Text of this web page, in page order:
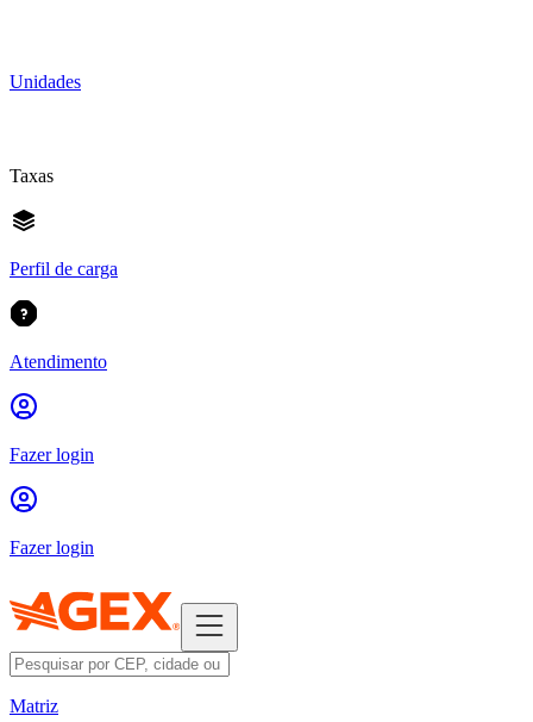
Unidades
Taxas
Perfil de carga
Atendimento
Fazer login
Fazer login
Matriz